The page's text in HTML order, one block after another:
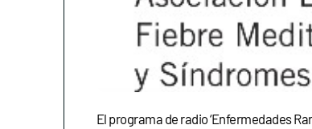
El programa de radio ‘Enfermedades